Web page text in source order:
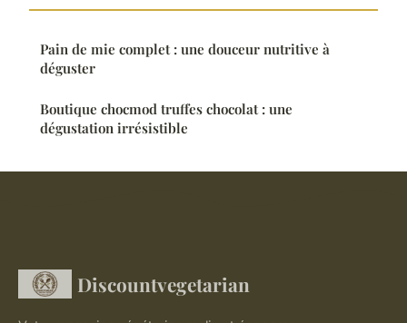
Pain de mie complet : une douceur nutritive à
déguster
Boutique chocmod truffes chocolat : une
dégustation irrésistible
Discountvegetarian